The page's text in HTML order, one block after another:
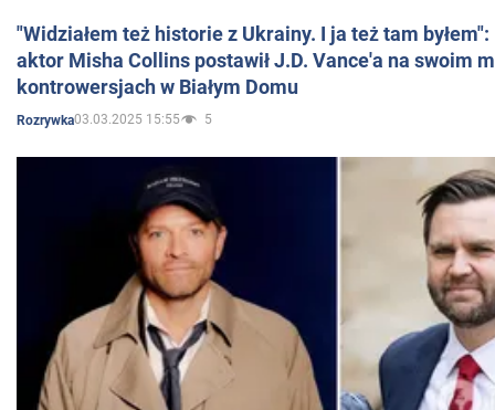
"Widziałem też historie z Ukrainy. I ja też tam
aktor Misha Collins postawił J.D. Vance'a na swoim
kontrowersjach w Białym Domu
Rozrywka03.03.2025 15:55 5